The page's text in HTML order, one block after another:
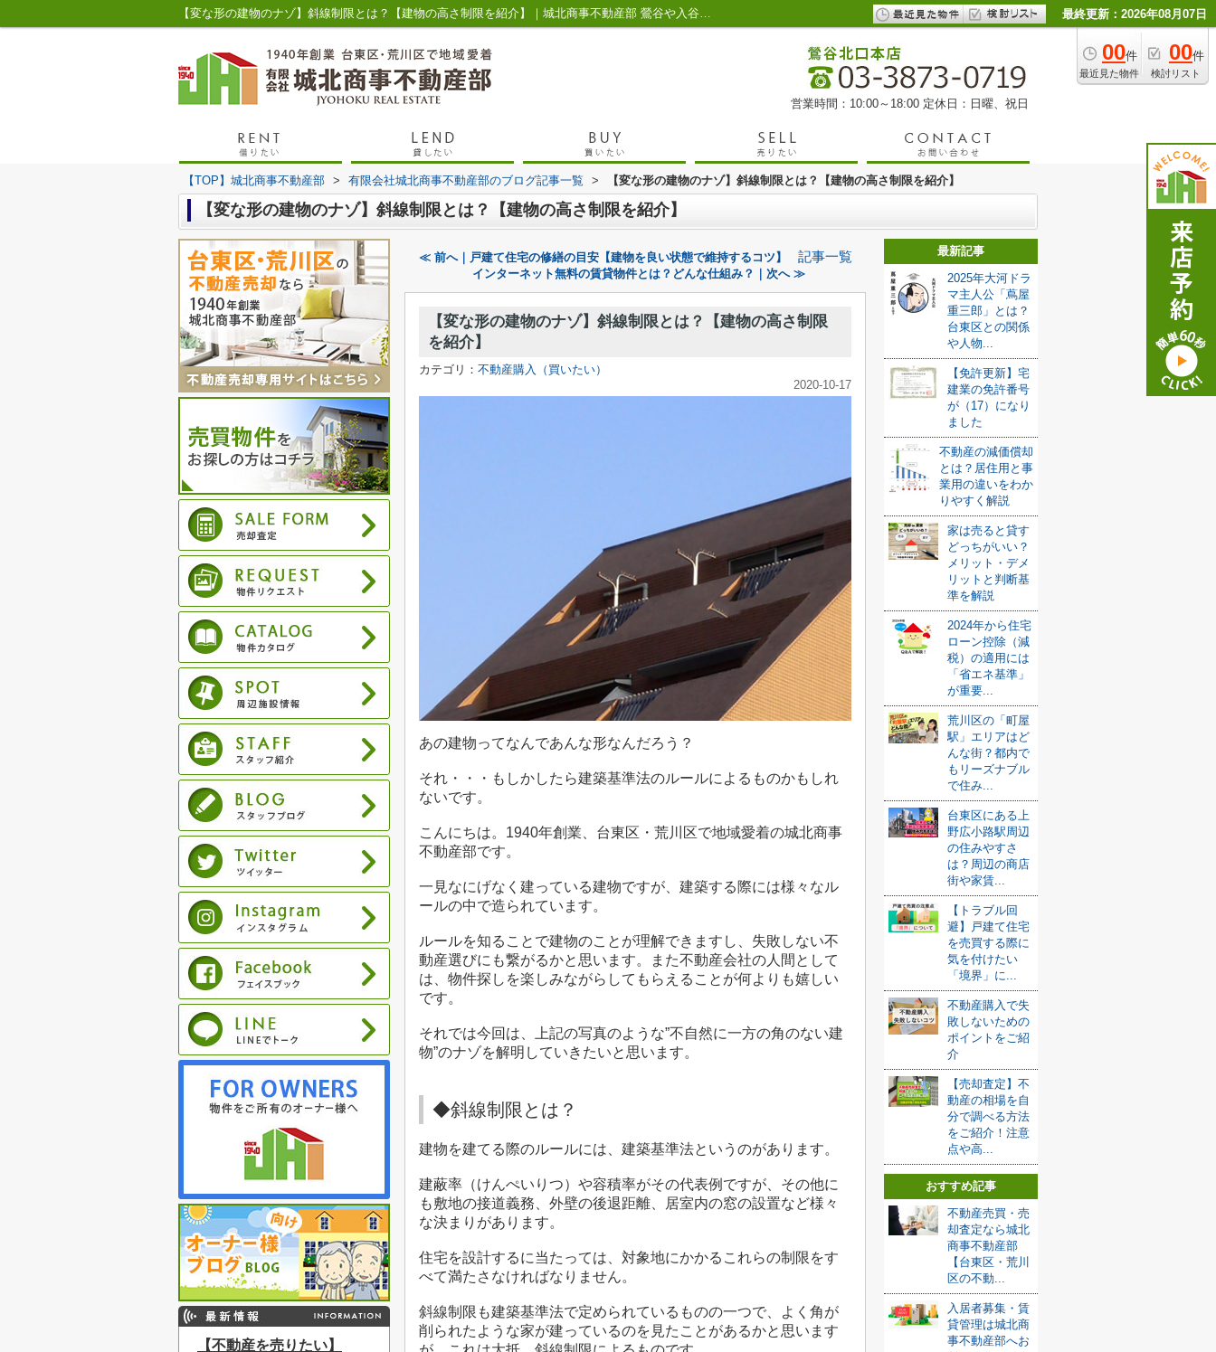
【変な形の建物のナゾ】斜線制限とは？【建物の高さ制限を紹介】｜城北商事不動産部 鶯谷や入谷の賃貸・売買 最終更新：2026年08月07日
00件
最近見た物件
00件
検討リスト
営業時間：10:00～18:00 定休日：日曜、祝日
【TOP】城北商事不動産部 > 有限会社城北商事不動産部のブログ記事一覧 > 【変な形の建物のナゾ】斜線制限とは？【建物の高さ制限を紹介】
【変な形の建物のナゾ】斜線制限とは？【建物の高さ制限を紹介】
≪ 前へ｜戸建て住宅の修繕の目安【建物を良い状態で維持するコツ】 記事一覧
インターネット無料の賃貸物件とは？どんな仕組み？｜次へ ≫
【変な形の建物のナゾ】斜線制限とは？【建物の高さ制限
を紹介】
カテゴリ： 不動産購入（買いたい）
2020-10-17
あの建物ってなんであんな形なんだろう？
それ・・・もしかしたら建築基準法のルールによるものかもしれ
ないです。
こんにちは。1940年創業、台東区・荒川区で地域愛着の城北商事
不動産部です。
一見なにげなく建っている建物ですが、建築する際には様々なル
ールの中で造られています。
ルールを知ることで建物のことが理解できますし、失敗しない不
動産選びにも繋がるかと思います。また不動産会社の人間として
は、物件探しを楽しみながらしてもらえることが何よりも嬉しい
です。
それでは今回は、
上記の写真のような”不自然に一方の角のない建
物”のナゾを解明していきたいと思います。
◆斜線制限とは？
建物を建てる際のルールには、建築基準法というのがあります。
建蔽率（けんぺいりつ）や容積率がその代表例ですが、その他に
も敷地の接道義務、 外壁の後退距離、
居室内の窓の設置など様々
な決まり があります。
住宅を設計するに当たっては、対象地にかかるこれらの制限をす
べて満たさなければなりません。
斜線制限も建築基準法で定められているものの一つで、よく角が
削られたような家が建っているのを見たことがあるかと思います
最新記事
2025年大河ドラ
マ主人公「蔦屋
重三郎」とは？
台東区との関係
や人物...
【免許更新】宅
建業の免許番号
が（17）になり
ました
不動産の減価償却
とは？居住用と事
業用の違いをわか
りやすく解説
家は売ると貸す
どっちがいい？
メリット・デメ
リットと判断基
準を解説
2024年から住宅
ローン控除（減
税）の適用には
「省エネ基準」
が重要...
荒川区の「町屋
駅」エリアはど
んな街？都内で
もリーズナブル
で住み...
台東区にある上
野広小路駅周辺
の住みやすさ
は？周辺の商店
街や家賃...
【トラブル回
避】戸建て住宅
を売買する際に
気を付けたい
「境界」に...
不動産購入で失
敗しないための
ポイントをご紹
介
【売却査定】不
動産の相場を自
分で調べる方法
をご紹介！注意
点や高...
おすすめ記事
不動産売買・売
却査定なら城北
商事不動産部
【台東区・荒川
区の不動...
入居者募集・賃
貸管理は城北商
事不動産部へお
【不動産を売りたい】